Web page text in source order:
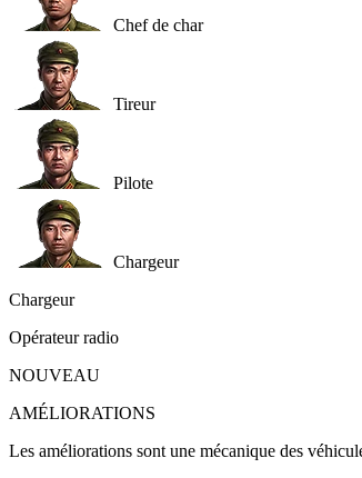
Chef de char
Tireur
Pilote
Chargeur
Chargeur
Opérateur radio
NOUVEAU
AMÉLIORATIONS
Les améliorations sont une mécanique des